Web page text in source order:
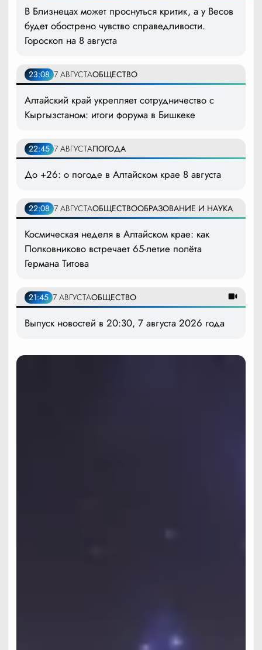
В Близнецах может проснуться критик, а у Весов
будет обострено чувство справедливости.
Гороскоп на 8 августа
23:08 7 АВГУСТАОБЩЕСТВО
Алтайский край укрепляет сотрудничество с
Кыргызстаном: итоги форума в Бишкеке
22:45 7 АВГУСТАПОГОДА
До +26: о погоде в Алтайском крае 8 августа
22:08 7 АВГУСТАОБЩЕСТВООБРАЗОВАНИЕ И НАУКА
Космическая неделя в Алтайском крае: как
Полковниково встречает 65-летие полёта
Германа Титова
21:45 7 АВГУСТАОБЩЕСТВО
Выпуск новостей в 20:30, 7 августа 2026 года